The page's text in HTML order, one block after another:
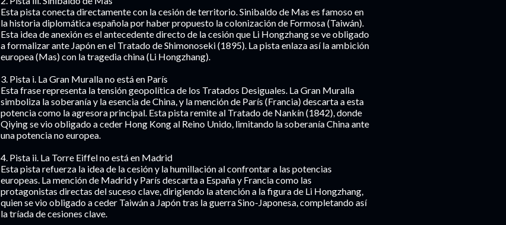
Esta pista conecta directamente con la cesión de territorio. Sinibaldo de Mas es famoso en
la historia diplomática española por haber propuesto la colonización de Formosa (Taiwán).
Esta idea de anexión es el antecedente directo de la cesión que Li Hongzhang se ve obligado
a formalizar ante Japón en el Tratado de Shimonoseki (1895). La pista enlaza así la ambición
europea (Mas) con la tragedia china (Li Hongzhang).
3. Pista i. La Gran Muralla no está en París
Esta frase representa la tensión geopolítica de los Tratados Desiguales. La Gran Muralla
simboliza la soberanía y la esencia de China, y la mención de París (Francia) descarta a esta
potencia como la agresora principal. Esta pista remite al Tratado de Nankín (1842), donde
Qiying se vio obligado a ceder Hong Kong al Reino Unido, limitando la soberanía China ante
una potencia no europea.
4. Pista ii. La Torre Eiffel no está en Madrid
Esta pista refuerza la idea de la cesión y la humillación al confrontar a las potencias
europeas. La mención de Madrid y París descarta a España y Francia como las
protagonistas directas del suceso clave, dirigiendo la atención a la figura de Li Hongzhang,
quien se vio obligado a ceder Taiwán a Japón tras la guerra Sino-Japonesa, completando así
la tríada de cesiones clave.